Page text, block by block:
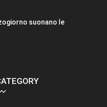
suonano le